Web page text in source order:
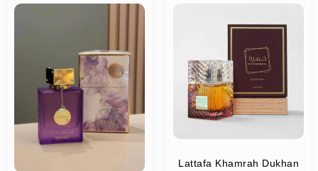
Lattafa Khamrah Dukhan